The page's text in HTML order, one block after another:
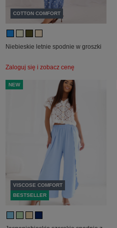
COTTON COMFORT
Niebieskie letnie spodnie w groszki
Zaloguj się i zobacz cenę
NEW
VISCOSE COMFORT
BESTSELLER